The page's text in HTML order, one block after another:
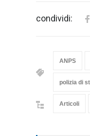
condividi:
ANPS
polizia di
Articoli